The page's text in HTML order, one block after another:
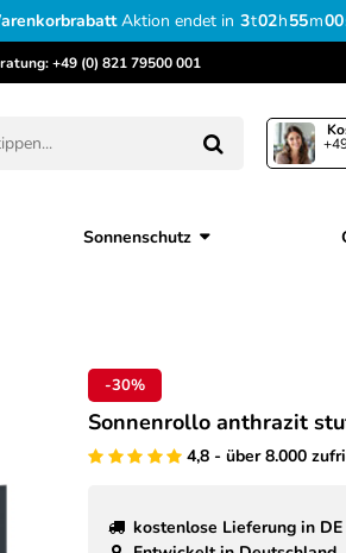
Aktion endet in 3t02h54m59
+49 (0) 821 79500 001
Sonnenschutz
-30%
Sonnenrollo anthrazit
4,8 - über 8.000
kostenlose Lieferung in